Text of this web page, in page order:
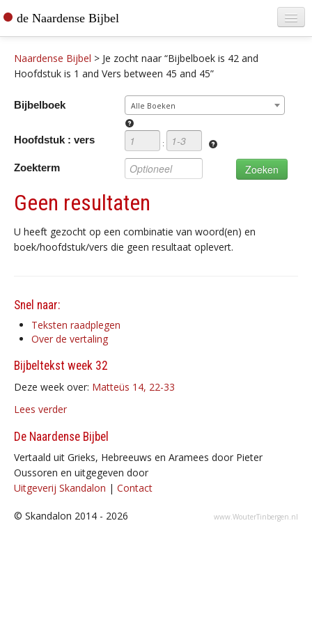
de Naardense Bijbel
Teksten raadplegen
Bijbel bestellen
Naardense Bijbel > Je zocht naar “Bijbelboek is 42 and
Hoofdstuk is 1 and Vers between 45 and 45”
Bijbelboek Alle Boeken
Hoofdstuk : vers :
Zoekterm
Geen resultaten
U heeft gezocht op een combinatie van woord(en) en
boek/hoofdstuk/vers die geen resultaat oplevert.
Snel naar:
Teksten raadplegen
Over de vertaling
Bijbeltekst week 32
Deze week over: Matteüs 14, 22-33
Lees verder
De Naardense Bijbel
Vertaald uit Grieks, Hebreeuws en Aramees door Pieter
Oussoren en uitgegeven door
Uitgeverij Skandalon | Contact
www.WouterTinbergen.nl
© Skandalon 2014 - 2026